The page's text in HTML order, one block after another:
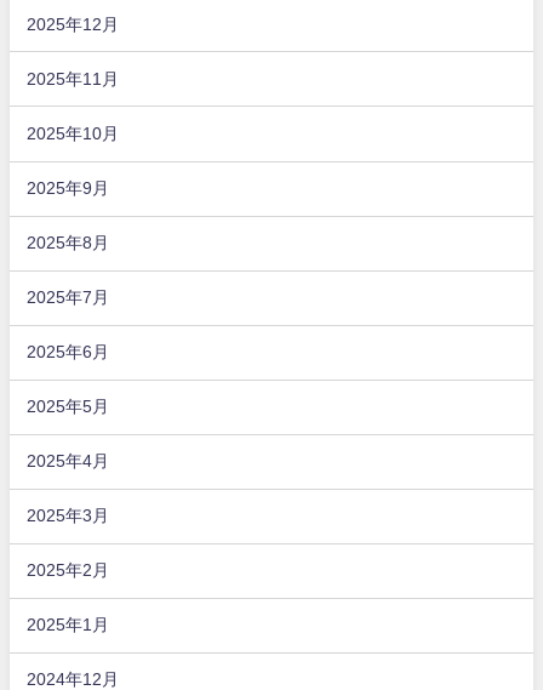
2025年12月
2025年11月
2025年10月
2025年9月
2025年8月
2025年7月
2025年6月
2025年5月
2025年4月
2025年3月
2025年2月
2025年1月
2024年12月